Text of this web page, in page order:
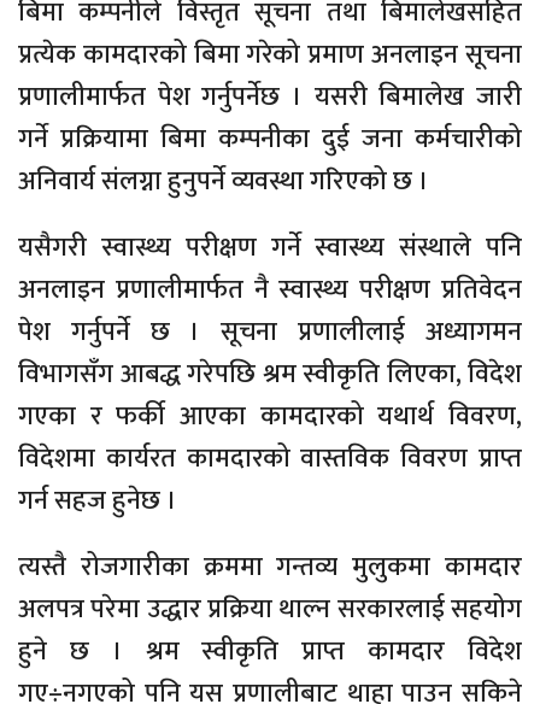
बिमा कम्पनीले विस्तृत सूचना तथा बिमालेखसहित
प्रत्येक कामदारको बिमा गरेको प्रमाण अनलाइन सूचना
प्रणालीमार्फत पेश गर्नुपर्नेछ । यसरी बिमालेख जारी
गर्ने प्रक्रियामा बिमा कम्पनीका दुई जना कर्मचारीको
अनिवार्य संलग्ना हुनुपर्ने व्यवस्था गरिएको छ ।
यसैगरी स्वास्थ्य परीक्षण गर्ने स्वास्थ्य संस्थाले पनि
अनलाइन प्रणालीमार्फत नै स्वास्थ्य परीक्षण प्रतिवेदन
पेश गर्नुपर्ने छ । सूचना प्रणालीलाई अध्यागमन
विभागसँग आबद्ध गरेपछि श्रम स्वीकृति लिएका, विदेश
गएका र फर्की आएका कामदारको यथार्थ विवरण,
विदेशमा कार्यरत कामदारको वास्तविक विवरण प्राप्त
गर्न सहज हुनेछ ।
त्यस्तै रोजगारीका क्रममा गन्तव्य मुलुकमा कामदार
अलपत्र परेमा उद्धार प्रक्रिया थाल्न सरकारलाई सहयोग
हुने छ । श्रम स्वीकृति प्राप्त कामदार विदेश
गए÷नगएको पनि यस प्रणालीबाट थाहा पाउन सकिने